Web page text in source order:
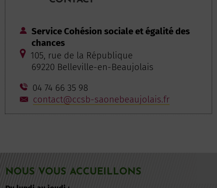
Service Cohésion sociale et égalité des
chances
105, rue de la République
69220 Belleville-en-Beaujolais
04 74 66 35 98
contact@ccsb-saonebeaujolais.fr
NOUS VOUS ACCUEILLONS